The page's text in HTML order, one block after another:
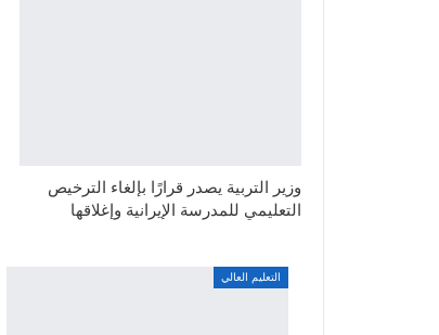
وزير التربية يصدر قرارًا بإلغاء الترخيص
التعليمي للمدرسة الإيرانية وإغلاقها
التعليم العالي